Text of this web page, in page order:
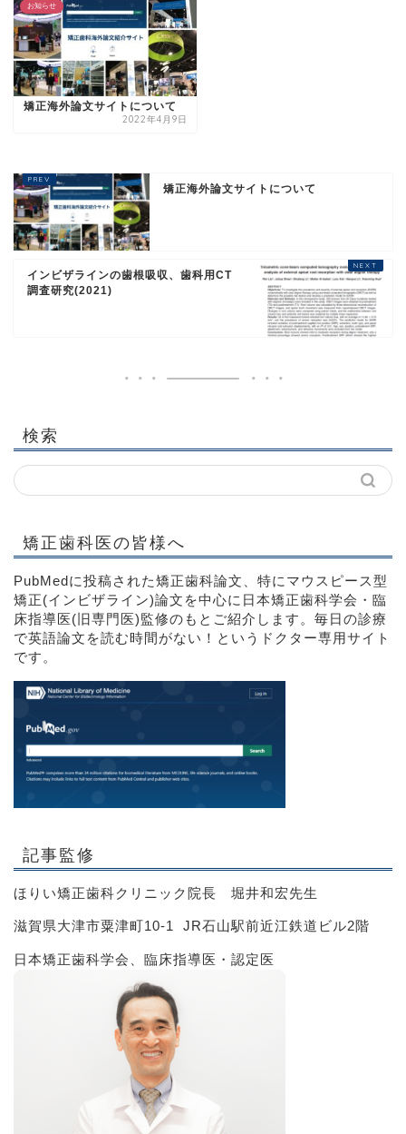
お知らせ
矯正海外論文サイトについて
2022年4月9日
矯正海外論文サイトについて
インビザラインの歯根吸収、歯科用CT
調査研究(2021)
検索
矯正歯科医の皆様へ
PubMedに投稿された矯正歯科論文、特にマウスピース型
矯正(インビザライン)論文を中心に日本矯正歯科学会・臨
床指導医(旧専門医)監修のもとご紹介します。毎日の診療
で英語論文を読む時間がない！というドクター専用サイト
です。
記事監修
ほりい矯正歯科クリニック院長 堀井和宏先生
滋賀県大津市粟津町10-1 JR石山駅前近江鉄道ビル2階
日本矯正歯科学会、臨床指導医・認定医